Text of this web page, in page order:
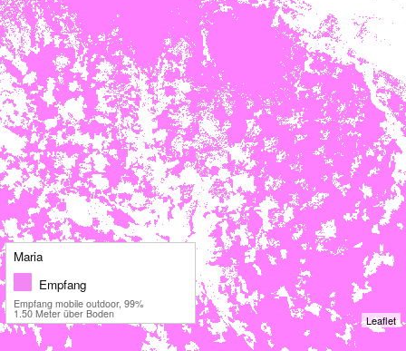
Leaflet
Maria
Empfang
Empfang mobile outdoor, 99%
1.50 Meter über Boden